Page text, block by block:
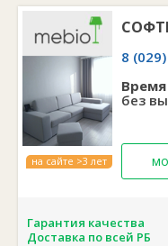
Механизм
Наполнитель:
Страна:Беларусь
Производитель:
Гарантия:18 месяцев
Артикул:6854
Артикул Столлайн:
на сайте >3 лет
8
без
Гарантия качества
Доставка по всей РБ